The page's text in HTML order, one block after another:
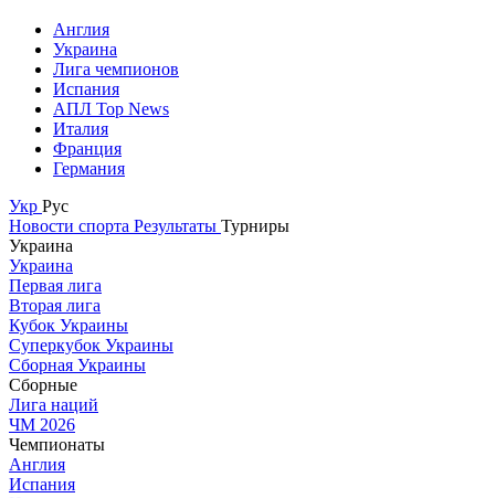
Англия
Украина
Лига чемпионов
Испания
АПЛ Top News
Италия
Франция
Германия
Укр Рус
Новости спорта Результаты Турниры
Украина
Украина
Первая лига
Вторая лига
Кубок Украины
Суперкубок Украины
Сборная Украины
Сборные
Лига наций
ЧМ 2026
Чемпионаты
Англия
Испания